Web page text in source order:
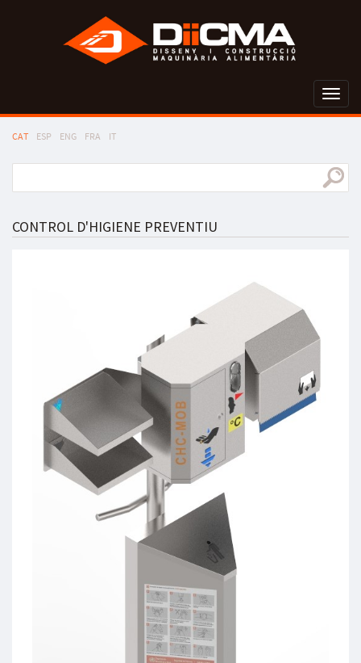
CAT ESP ENG FRA IT
CONTROL D'HIGIENE PREVENTIU